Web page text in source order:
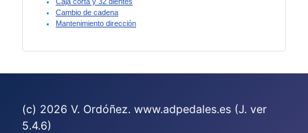
Cambio de cadena
Mantenimiento dirección
(c) 2026 V. Ordóñez. www.adpedales.es (J. ver
5.4.6)